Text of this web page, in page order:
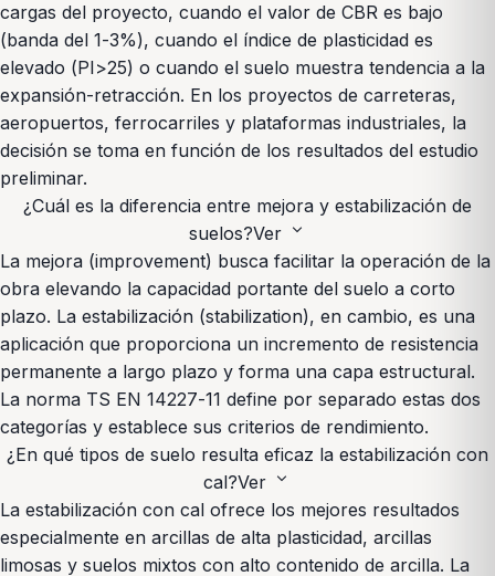
cargas del proyecto, cuando el valor de CBR es bajo
(banda del 1-3%), cuando el índice de plasticidad es
elevado (PI>25) o cuando el suelo muestra tendencia a la
expansión-retracción. En los proyectos de carreteras,
aeropuertos, ferrocarriles y plataformas industriales, la
decisión se toma en función de los resultados del estudio
preliminar.
¿Cuál es la diferencia entre mejora y estabilización de
suelos?Ver expand_more
La mejora (improvement) busca facilitar la operación de la
obra elevando la capacidad portante del suelo a corto
plazo. La estabilización (stabilization), en cambio, es una
aplicación que proporciona un incremento de resistencia
permanente a largo plazo y forma una capa estructural.
La norma TS EN 14227-11 define por separado estas dos
categorías y establece sus criterios de rendimiento.
¿En qué tipos de suelo resulta eficaz la estabilización con
cal?Ver expand_more
La estabilización con cal ofrece los mejores resultados
especialmente en arcillas de alta plasticidad, arcillas
limosas y suelos mixtos con alto contenido de arcilla. La